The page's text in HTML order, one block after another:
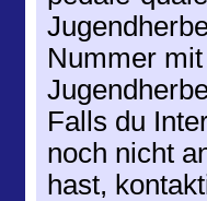
Nummer
Falls du
noch nicht
hast,